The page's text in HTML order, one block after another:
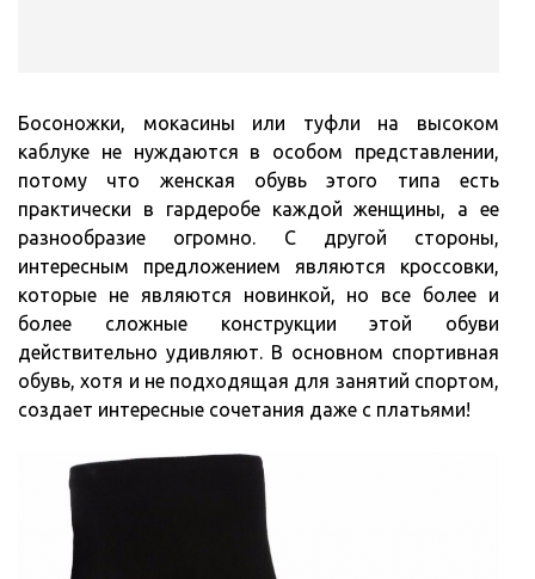
Босоножки, мокасины или туфли на высоком
каблуке не нуждаются в особом представлении,
потому что женская обувь этого типа есть
практически в гардеробе каждой женщины, а ее
разнообразие огромно. С другой стороны,
интересным предложением являются кроссовки,
которые не являются новинкой, но все более и
более сложные конструкции этой обуви
действительно удивляют. В основном спортивная
обувь, хотя и не подходящая для занятий спортом,
создает интересные сочетания даже с платьями!